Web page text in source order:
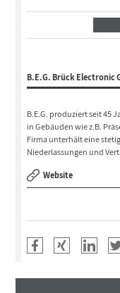
B.E.G. Brück Electronic
B.E.G. produziert seit 45
in Gebäuden wie z.B.
Firma unterhält eine
Niederlassungen und
Website